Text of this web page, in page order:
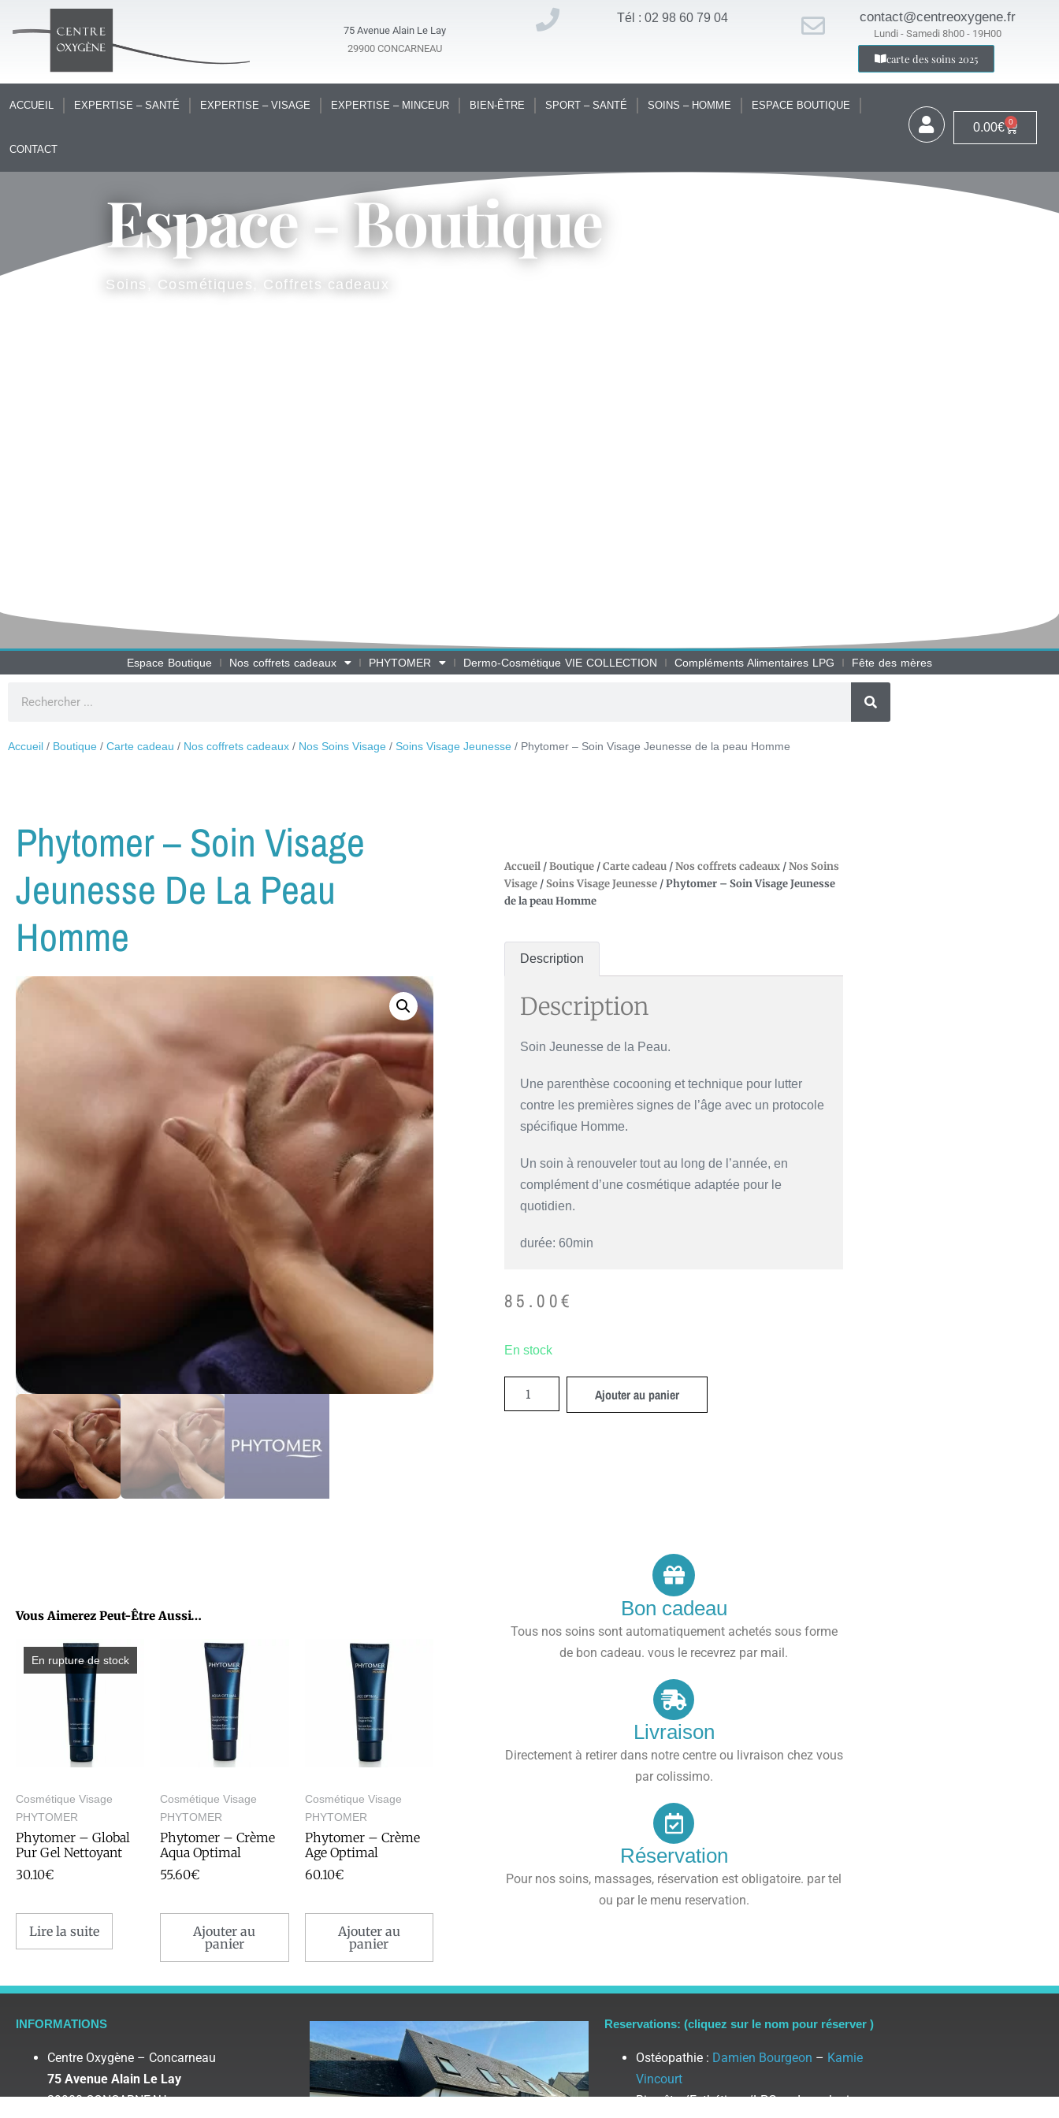
75 Avenue Alain Le Lay
29900 CONCARNEAU
Tél : 02 98 60 79 04 contact@centreoxygene.fr
Lundi - Samedi 8h00 - 19H00
carte des soins 2025
ACCUEIL EXPERTISE – SANTÉ EXPERTISE – VISAGE EXPERTISE – MINCEUR BIEN-ÊTRE SPORT – SANTÉ SOINS – HOMME ESPACE BOUTIQUE
CONTACT
0.00€ 0
Espace - Boutique
Soins, Cosmétiques, Coffrets cadeaux
Espace Boutique Nos coffrets cadeaux PHYTOMER Dermo-Cosmétique VIE COLLECTION Compléments Alimentaires LPG Fête des mères
Accueil / Boutique / Carte cadeau / Nos coffrets cadeaux / Nos Soins Visage / Soins Visage Jeunesse / Phytomer – Soin Visage Jeunesse de la peau Homme
Phytomer – Soin Visage
Jeunesse De La Peau
Homme
Accueil /Boutique /Carte cadeau /Nos coffrets cadeaux /Nos Soins
Visage /Soins Visage Jeunesse / Phytomer – Soin Visage Jeunesse
de la peau Homme
Description
Description
Soin Jeunesse de la Peau.
Une parenthèse cocooning et technique pour lutter
contre les premières signes de l’âge avec un protocole
spécifique Homme.
Un soin à renouveler tout au long de l’année, en
complément d’une cosmétique adaptée pour le
quotidien.
durée: 60min
85.00€
En stock
Ajouter au panier
Vous Aimerez Peut-Être Aussi…
En rupture de stock
Cosmétique Visage
PHYTOMER
Phytomer – Global
Pur Gel Nettoyant
30.10€
Lire la suite
Cosmétique Visage
PHYTOMER
Phytomer – Crème
Aqua Optimal
55.60€
Ajouter au
panier
Cosmétique Visage
PHYTOMER
Phytomer – Crème
Age Optimal
60.10€
Ajouter au
panier
Bon cadeau
Tous nos soins sont automatiquement achetés sous forme
de bon cadeau. vous le recevrez par mail.
Livraison
Directement à retirer dans notre centre ou livraison chez vous
par colissimo.
Réservation
Pour nos soins, massages, réservation est obligatoire. par tel
ou par le menu reservation.
INFORMATIONS
Centre Oxygène – Concarneau
75 Avenue Alain Le Lay
29900 CONCARNEAU
Reservations: (cliquez sur le nom pour réserver )
Ostéopathie : Damien Bourgeon – Kamie
Vincourt
Bien-être/Esthétique/LPG endermologie :